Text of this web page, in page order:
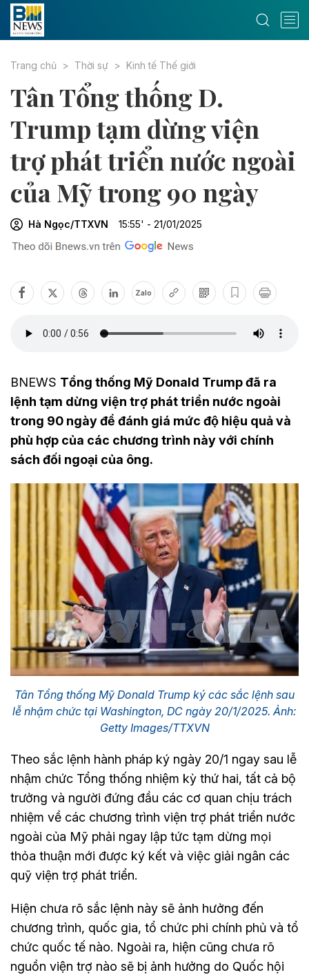
Trang chủ Thời sự Kinh tế Thế giới
Tân Tổng thống D.
Trump tạm dừng viện
trợ phát triển nước ngoài
của Mỹ trong 90 ngày
Hà Ngọc/TTXVN 15:55' - 21/01/2025
Zalo
BNEWS Tổng thống Mỹ Donald Trump đã ra
lệnh tạm dừng viện trợ phát triển nước ngoài
trong 90 ngày để đánh giá mức độ hiệu quả và
phù hợp của các chương trình này với chính
sách đối ngoại của ông.
Tân Tổng thống Mỹ Donald Trump ký các sắc lệnh sau
lễ nhậm chức tại Washington, DC ngày 20/1/2025. Ảnh:
Getty Images/TTXVN
Theo sắc lệnh hành pháp ký ngày 20/1 ngay sau lễ
nhậm chức Tổng thống nhiệm kỳ thứ hai, tất cả bộ
trưởng và người đứng đầu các cơ quan chịu trách
nhiệm về các chương trình viện trợ phát triển nước
ngoài của Mỹ phải ngay lập tức tạm dừng mọi
thỏa thuận mới được ký kết và việc giải ngân các
quỹ viện trợ phát triển.
Hiện chưa rõ sắc lệnh này sẽ ảnh hưởng đến
chương trình, quốc gia, tổ chức phi chính phủ và tổ
chức quốc tế nào. Ngoài ra, hiện cũng chưa rõ
nguồn viện trợ nào sẽ bị ảnh hưởng do Quốc hội